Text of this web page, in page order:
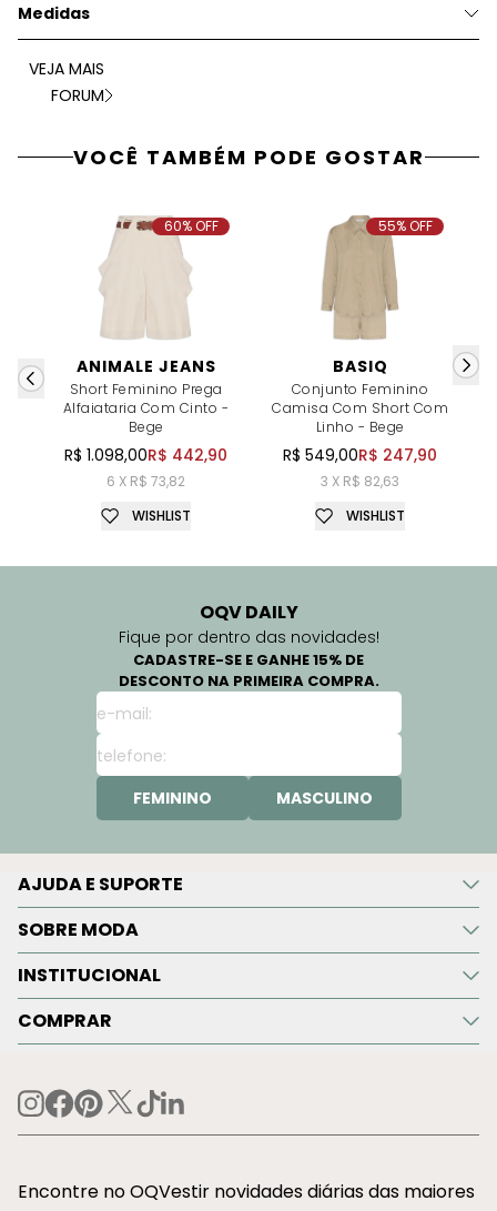
Medidas
VEJA MAIS
FORUM
VOCÊ TAMBÉM PODE GOSTAR
ANIMALE JEANS
Short Feminino Prega
Alfaiataria Com Cinto -
Bege
R$ 1.098,00R$ 442,90
6 X R$ 73,82
60% OFF
WISHLIST
BASIQ
Conjunto Feminino
Camisa Com Short Com
Linho - Bege
R$ 549,00R$ 247,90
3 X R$ 82,63
55% OFF
WISHLIST
OQV DAILY
Fique por dentro das novidades!
CADASTRE-SE E GANHE 15% DE
DESCONTO NA PRIMEIRA COMPRA.
FEMININO MASCULINO
AJUDA E SUPORTE
SOBRE MODA
INSTITUCIONAL
COMPRAR
Encontre no OQVestir novidades diárias das maiores